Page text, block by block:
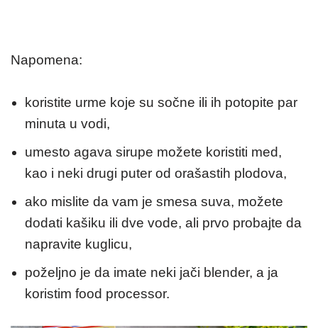
Napomena:
koristite urme koje su sočne ili ih potopite par
minuta u vodi,
umesto agava sirupe možete koristiti med,
kao i neki drugi puter od orašastih plodova,
ako mislite da vam je smesa suva, možete
dodati kašiku ili dve vode, ali prvo probajte da
napravite kuglicu,
poželjno je da imate neki jači blender, a ja
koristim food processor.